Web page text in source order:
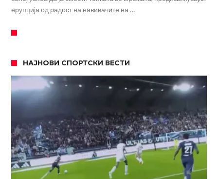
ерупција од радост на навивачите на …
НАЈНОВИ СПОРТСКИ ВЕСТИ